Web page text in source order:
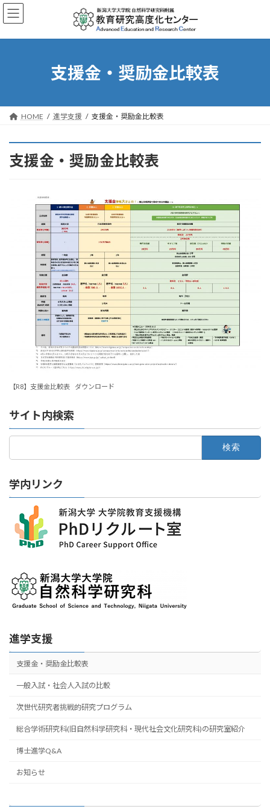
Skip
to
the
Skip
to
the
支援金・奨励金比較表
HOME 進学支援 支援金・奨励金比較表
支援金・ 奨励金比較表
【R8】支援金比較表 ダウンロード
サイト内検索
学内リンク
進学支援
支援金・奨励金比較表
一般入試・社会人入試の比較
次世代研究者挑戦的研究プログラム
総合学術研究科(旧自然科学研究科・現代社会文化研究科)の研究室紹介
博士進学Q&A
お知らせ